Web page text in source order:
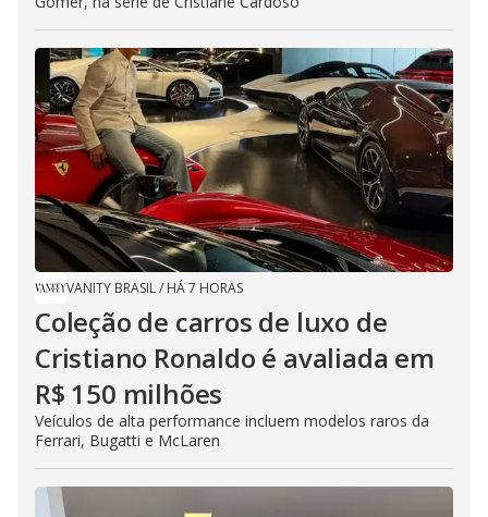
VANITY BRASIL/ HÁ 7 HORAS
Coleção de carros de luxo de
Cristiano Ronaldo é avaliada em
R$ 150 milhões
Veículos de alta performance incluem modelos raros da
Ferrari, Bugatti e McLaren